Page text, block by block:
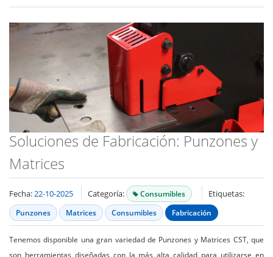
Soluciones de Fabricación: Punzones y
Matrices
Fecha:22-10-2025 Categoría: Consumibles Etiquetas:
Punzones Matrices Consumibles Fabricación
Tenemos disponible una gran variedad de Punzones y Matrices CST, que
son herramientas diseñadas con la más alta calidad para utilizarse en